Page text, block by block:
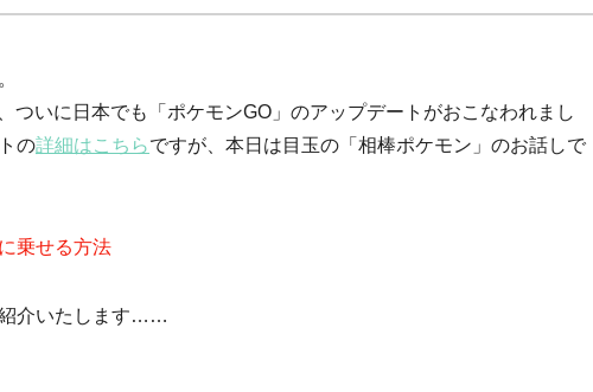
ついに日本でも「ポケモンGO」のアップデートがおこなわれまし
の詳細はこちらですが、本日は目玉の「相棒ポケモン」のお話しで
乗せる方法
介いたします……